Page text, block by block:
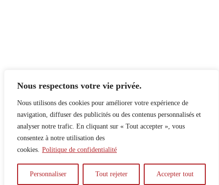
Nous respectons votre vie privée.
Nous utilisons des cookies pour améliorer votre expérience de
navigation, diffuser des publicités ou des contenus personnalisés et
analyser notre trafic. En cliquant sur « Tout accepter », vous
consentez à notre utilisation des
cookies. Politique de confidentialité
Personnaliser Tout rejeter Accepter tout